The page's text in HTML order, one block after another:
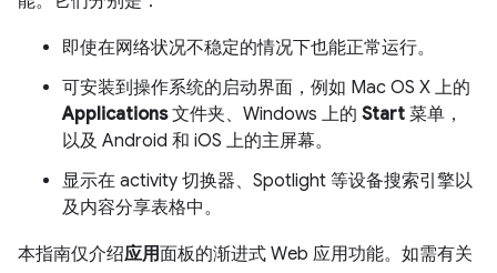
即使在网络状况不稳定的情况下也能正常运行。
可安装到操作系统的启动界面，例如 Mac OS X 上的
Applications文件夹、Windows 上的 Start 菜单，
以及 Android 和 iOS 上的主屏幕。
显示在 activity 切换器、Spotlight 等设备搜索引擎以
及内容分享表格中。
本指南仅介绍应用面板的渐进式 Web 应用功能。如需有关